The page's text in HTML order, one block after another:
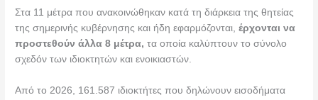
Στα 11 μέτρα που ανακοινώθηκαν κατά τη διάρκεια της θητείας
της σημερινής κυβέρνησης και ήδη εφαρμόζονται, έρχονται να
προστεθούν άλλα 8 μέτρα, τα οποία καλύπτουν το σύνολο
σχεδόν των ιδιοκτητών και ενοικιαστών.
Από το 2026, 161.587 ιδιοκτήτες που δηλώνουν εισοδήματα